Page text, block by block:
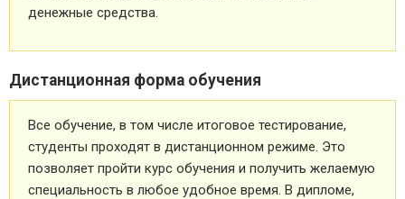
денежные средства.
Дистанционная форма обучения
Все обучение, в том числе итоговое тестирование,
студенты проходят в дистанционном режиме. Это
позволяет пройти курс обучения и получить желаемую
специальность в любое удобное время. В дипломе,